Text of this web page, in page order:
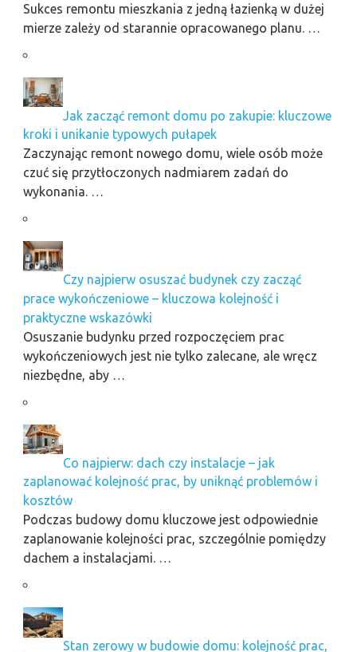
Sukces remontu mieszkania z jedną łazienką w dużej
mierze zależy od starannie opracowanego planu. …
Jak zacząć remont domu po zakupie: kluczowe
kroki i unikanie typowych pułapek
Zaczynając remont nowego domu, wiele osób może
czuć się przytłoczonych nadmiarem zadań do
wykonania. …
Czy najpierw osuszać budynek czy zacząć
prace wykończeniowe – kluczowa kolejność i
praktyczne wskazówki
Osuszanie budynku przed rozpoczęciem prac
wykończeniowych jest nie tylko zalecane, ale wręcz
niezbędne, aby …
Co najpierw: dach czy instalacje – jak
zaplanować kolejność prac, by uniknąć problemów i
kosztów
Podczas budowy domu kluczowe jest odpowiednie
zaplanowanie kolejności prac, szczególnie pomiędzy
dachem a instalacjami. …
Stan zerowy w budowie domu: kolejność prac,